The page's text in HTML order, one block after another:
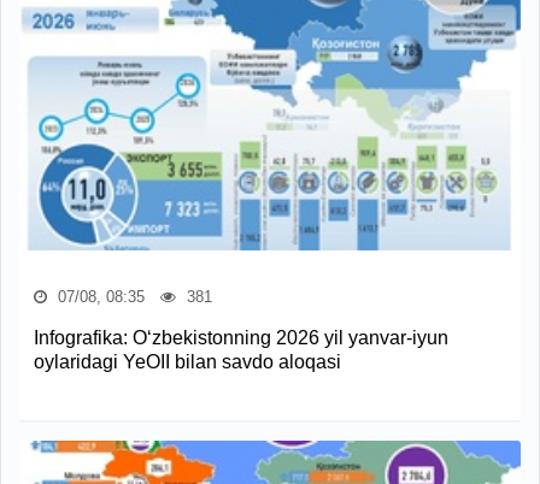
07/08, 08:35 381
Infografika: O‘zbekistonning 2026 yil yanvar-iyun
oylaridagi YeOII bilan savdo aloqasi